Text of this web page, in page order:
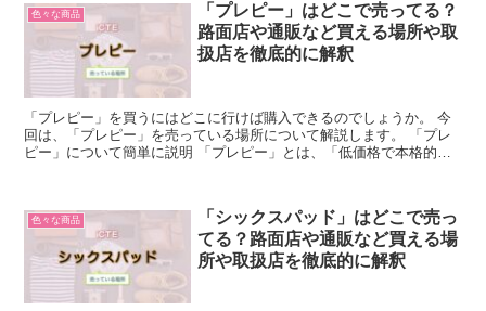
色々な商品
「プレピー」はどこで売ってる？
路面店や通販など買える場所や取
扱店を徹底的に解釈
「プレピー」を買うにはどこに行けば購入できるのでしょうか。 今
回は、「プレピー」を売っている場所について解説します。 「プレ
ピー」について簡単に説明 「プレピー」とは、「低価格で本格的な
色々な商品
「シックスパッド」はどこで売っ
てる？路面店や通販など買える場
所や取扱店を徹底的に解釈